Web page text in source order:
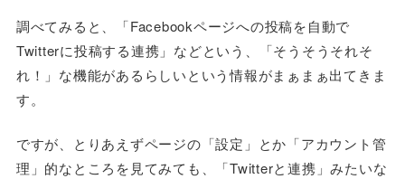
調べてみると、「Facebookページへの投稿を自動で
Twitterに投稿する連携」などという、「そうそうそれそ
れ！」な機能があるらしいという情報がまぁまぁ出てきま
す。
ですが、とりあえずページの「設定」とか「アカウント管
理」的なところを見てみても、「Twitterと連携」みたいな